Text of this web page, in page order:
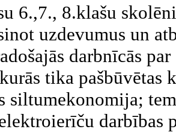
6.,7., 8.klašu
uzdevumus un
darbnīcās
tika pašbūvētas
siltumekonomija;
darbības